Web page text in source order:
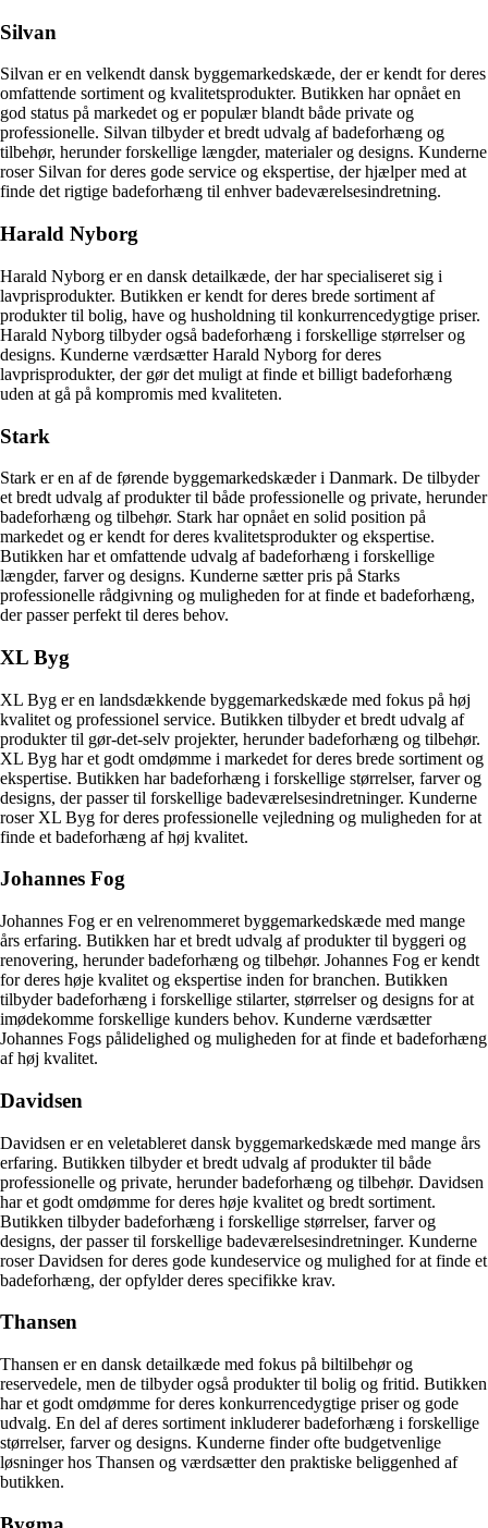
Silvan
Silvan er en velkendt dansk byggemarkedskæde, der er kendt for deres
omfattende sortiment og kvalitetsprodukter. Butikken har opnået en
god status på markedet og er populær blandt både private og
professionelle. Silvan tilbyder et bredt udvalg af badeforhæng og
tilbehør, herunder forskellige længder, materialer og designs. Kunderne
roser Silvan for deres gode service og ekspertise, der hjælper med at
finde det rigtige badeforhæng til enhver badeværelsesindretning.
Harald Nyborg
Harald Nyborg er en dansk detailkæde, der har specialiseret sig i
lavprisprodukter. Butikken er kendt for deres brede sortiment af
produkter til bolig, have og husholdning til konkurrencedygtige priser.
Harald Nyborg tilbyder også badeforhæng i forskellige størrelser og
designs. Kunderne værdsætter Harald Nyborg for deres
lavprisprodukter, der gør det muligt at finde et billigt badeforhæng
uden at gå på kompromis med kvaliteten.
Stark
Stark er en af de førende byggemarkedskæder i Danmark. De tilbyder
et bredt udvalg af produkter til både professionelle og private, herunder
badeforhæng og tilbehør. Stark har opnået en solid position på
markedet og er kendt for deres kvalitetsprodukter og ekspertise.
Butikken har et omfattende udvalg af badeforhæng i forskellige
længder, farver og designs. Kunderne sætter pris på Starks
professionelle rådgivning og muligheden for at finde et badeforhæng,
der passer perfekt til deres behov.
XL Byg
XL Byg er en landsdækkende byggemarkedskæde med fokus på høj
kvalitet og professionel service. Butikken tilbyder et bredt udvalg af
produkter til gør-det-selv projekter, herunder badeforhæng og tilbehør.
XL Byg har et godt omdømme i markedet for deres brede sortiment og
ekspertise. Butikken har badeforhæng i forskellige størrelser, farver og
designs, der passer til forskellige badeværelsesindretninger. Kunderne
roser XL Byg for deres professionelle vejledning og muligheden for at
finde et badeforhæng af høj kvalitet.
Johannes Fog
Johannes Fog er en velrenommeret byggemarkedskæde med mange
års erfaring. Butikken har et bredt udvalg af produkter til byggeri og
renovering, herunder badeforhæng og tilbehør. Johannes Fog er kendt
for deres høje kvalitet og ekspertise inden for branchen. Butikken
tilbyder badeforhæng i forskellige stilarter, størrelser og designs for at
imødekomme forskellige kunders behov. Kunderne værdsætter
Johannes Fogs pålidelighed og muligheden for at finde et badeforhæng
af høj kvalitet.
Davidsen
Davidsen er en veletableret dansk byggemarkedskæde med mange års
erfaring. Butikken tilbyder et bredt udvalg af produkter til både
professionelle og private, herunder badeforhæng og tilbehør. Davidsen
har et godt omdømme for deres høje kvalitet og bredt sortiment.
Butikken tilbyder badeforhæng i forskellige størrelser, farver og
designs, der passer til forskellige badeværelsesindretninger. Kunderne
roser Davidsen for deres gode kundeservice og mulighed for at finde et
badeforhæng, der opfylder deres specifikke krav.
Thansen
Thansen er en dansk detailkæde med fokus på biltilbehør og
reservedele, men de tilbyder også produkter til bolig og fritid. Butikken
har et godt omdømme for deres konkurrencedygtige priser og gode
udvalg. En del af deres sortiment inkluderer badeforhæng i forskellige
størrelser, farver og designs. Kunderne finder ofte budgetvenlige
løsninger hos Thansen og værdsætter den praktiske beliggenhed af
butikken.